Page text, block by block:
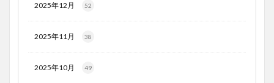
2025年12月 52
2025年11月 38
2025年10月 49